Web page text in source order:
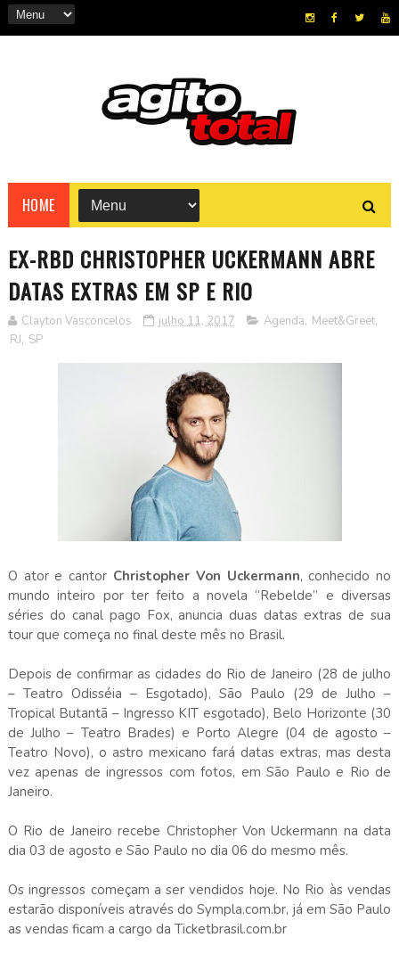
HOME
EX-RBD CHRISTOPHER UCKERMANN ABRE
DATAS EXTRAS EM SP E RIO
Clayton Vasconcelos julho 11, 2017 Agenda, Meet&Greet,
RJ, SP
O ator e cantor Christopher Von Uckermann, conhecido no
mundo inteiro por ter feito a novela “Rebelde” e diversas
séries do canal pago Fox, anuncia duas datas extras de sua
tour que começa no final deste mês no Brasil.
Depois de confirmar as cidades do Rio de Janeiro (28 de julho
– Teatro Odisséia – Esgotado), São Paulo (29 de Julho –
Tropical Butantã – Ingresso KIT esgotado), Belo Horizonte (30
de Julho – Teatro Brades) e Porto Alegre (04 de agosto –
Teatro Novo), o astro mexicano fará datas extras, mas desta
vez apenas de ingressos com fotos, em São Paulo e Rio de
Janeiro.
O Rio de Janeiro recebe Christopher Von Uckermann na data
dia 03 de agosto e São Paulo no dia 06 do mesmo mês.
Os ingressos começam a ser vendidos hoje. No Rio às vendas
estarão disponíveis através do Sympla.com.br, já em São Paulo
as vendas ficam a cargo da Ticketbrasil.com.br